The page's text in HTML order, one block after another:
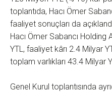
toplantıda, Hacı Ömer
faaliyet sonuçları da
Hacı Ömer Sabancı Holding
YTL, faaliyet kârı 2.4 Milyar
toplam varlıkları 43.4 Milyar
Genel Kurul toplantısında